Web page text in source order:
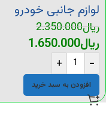
لوازم جانبی خودرو
ریال2.350.000
ریال1.650.000
-
+
افزودن به سبد خرید